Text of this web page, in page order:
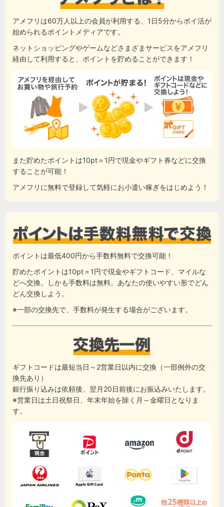
アメフリは60万人以上の会員が利用する、1日5分からポイ活が
始められるポイントメディアです。
ネットショッピングやゲームなどさまざまサービスをアメフリ
経由して利用すると、ポイントを貯めることができます！
また貯めたポイントは10pt＝1円で現金やギフト券などに交換
することが可能！
アメフリに無料で登録して気軽にお小遣い稼ぎをはじめよう！
ポイントは最低400円から手数料無料で交換可能！
貯めたポイントは10pt＝1円で現金やギフトコード、マイルな
どへ交換。しかも手数料は無料。あなたの使いやすい形でどん
どん交換しよう。
※一部の交換先で、手数料が発生する場合がございます。
ギフトコードは最短当日～2営業日以内に交換（一部例外の交
換先あり）
銀行振り込みは依頼後、翌月20日前後にお振込みいたします。
※営業日は土日祝祭日、年末年始を除く月～金曜日となりま
す。